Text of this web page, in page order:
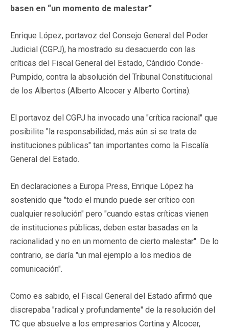
basen en “un momento de malestar”
Enrique López, portavoz del Consejo General del Poder
Judicial (CGPJ), ha mostrado su desacuerdo con las
críticas del Fiscal General del Estado, Cándido Conde-
Pumpido, contra la absolución del Tribunal Constitucional
de los Albertos (Alberto Alcocer y Alberto Cortina).
El portavoz del CGPJ ha invocado una "crítica racional" que
posibilite "la responsabilidad, más aún si se trata de
instituciones públicas" tan importantes como la Fiscalía
General del Estado.
En declaraciones a Europa Press, Enrique López ha
sostenido que "todo el mundo puede ser crítico con
cualquier resolución" pero "cuando estas críticas vienen
de instituciones públicas, deben estar basadas en la
racionalidad y no en un momento de cierto malestar". De lo
contrario, se daría "un mal ejemplo a los medios de
comunicación".
Como es sabido, el Fiscal General del Estado afirmó que
discrepaba "radical y profundamente" de la resolución del
TC que absuelve a los empresarios Cortina y Alcocer,